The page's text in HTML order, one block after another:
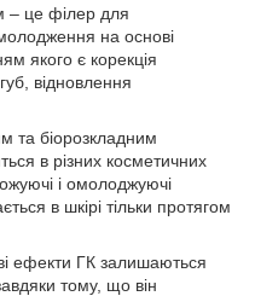
– це філер для
на основі
якого є корекція
відновлення
та біорозкладним
в різних косметичних
і омолоджуючі
в шкірі тільки протягом
ефекти ГК залишаються
тому, що він